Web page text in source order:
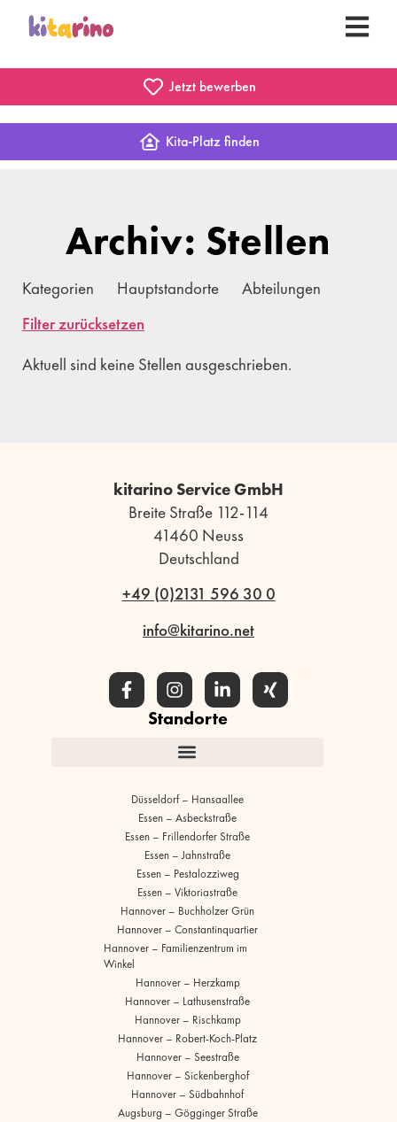
Jetzt bewerben
Kita-Platz finden
Archiv: Stellen
Kategorien Hauptstandorte
Abteilungen
Filter zurücksetzen
Aktuell sind keine Stellen ausgeschrieben.
kitarino Service GmbH
Breite Straße 112-114
41460 Neuss
Deutschland
+49 (0)2131 596 30 0
info@kitarino.net
Standorte
Düsseldorf – Hansaallee
Essen – Asbeckstraße
Essen – Frillendorfer Straße
Essen – Jahnstraße
Essen – Pestalozziweg
Essen – Viktoriastraße
Hannover – Buchholzer Grün
Hannover – Constantinquartier
Hannover – Familienzentrum im
Winkel
Hannover – Herzkamp
Hannover – Lathusenstraße
Hannover – Rischkamp
Hannover – Robert-Koch-Platz
Hannover – Seestraße
Hannover – Sickenberghof
Hannover – Südbahnhof
Augsburg – Gögginger Straße